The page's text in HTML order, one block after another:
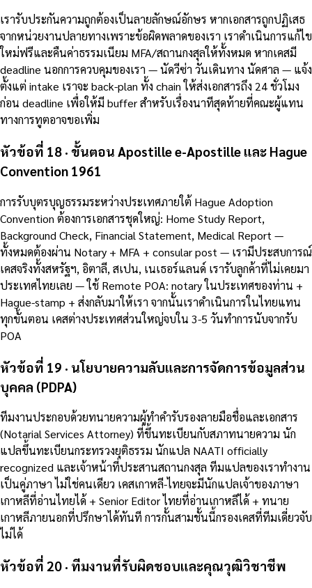
เรารับประกันความถูกต้องเป็นลายลักษณ์อักษร หากเอกสารถูกปฏิเสธ
จากหน่วยงานปลายทางเพราะข้อผิดพลาดของเรา เราดำเนินการแก้ไข
ใหม่ฟรีและคืนค่าธรรมเนียม MFA/สถานกงสุลให้ทั้งหมด หากเคสมี
deadline นอกการควบคุมของเรา — นัดวีซ่า วันเดินทาง นัดศาล — แจ้ง
ตั้งแต่ intake เราจะ back-plan ทั้ง chain ให้ส่งเอกสารถึง 24 ชั่วโมง
ก่อน deadline เพื่อให้มี buffer สำหรับเรื่องนาทีสุดท้ายที่คณะผู้แทน
ทางการทูตอาจขอเพิ่ม
หัวข้อที่ 18 · ขั้นตอน Apostille e-Apostille และ Hague
Convention 1961
การรับบุตรบุญธรรมระหว่างประเทศภายใต้ Hague Adoption
Convention ต้องการเอกสารชุดใหญ่: Home Study Report,
Background Check, Financial Statement, Medical Report —
ทั้งหมดต้องผ่าน Notary + MFA + consular post — เรามีประสบการณ์
เคสจริงทั้งสหรัฐฯ, อิตาลี, สเปน, เนเธอร์แลนด์ เรารับลูกค้าที่ไม่เคยมา
ประเทศไทยเลย — ใช้ Remote POA: notary ในประเทศของท่าน +
Hague-stamp + ส่งกลับมาให้เรา จากนั้นเราดำเนินการในไทยแทน
ทุกขั้นตอน เคสต่างประเทศส่วนใหญ่จบใน 3-5 วันทำการนับจากรับ
POA
หัวข้อที่ 19 · นโยบายความลับและการจัดการข้อมูลส่วน
บุคคล (PDPA)
ทีมงานประกอบด้วยทนายความผู้ทำคำรับรองลายมือชื่อและเอกสาร
(Notarial Services Attorney) ที่ขึ้นทะเบียนกับสภาทนายความ นัก
แปลขึ้นทะเบียนกระทรวงยุติธรรม นักแปล NAATI officially
recognized และเจ้าหน้าที่ประสานสถานกงสุล ทีมแปลของเราทำงาน
เป็นคู่ภาษา ไม่ใช่คนเดียว เคสเกาหลี-ไทยจะมีนักแปลเจ้าของภาษา
เกาหลีที่อ่านไทยได้ + Senior Editor ไทยที่อ่านเกาหลีได้ + ทนาย
เกาหลีภายนอกที่ปรึกษาได้ทันที การกั้นสามชั้นนี้กรองเคสที่ทีมเดี่ยวจับ
ไม่ได้
หัวข้อที่ 20 · ทีมงานที่รับผิดชอบและคุณวุฒิวิชาชีพ